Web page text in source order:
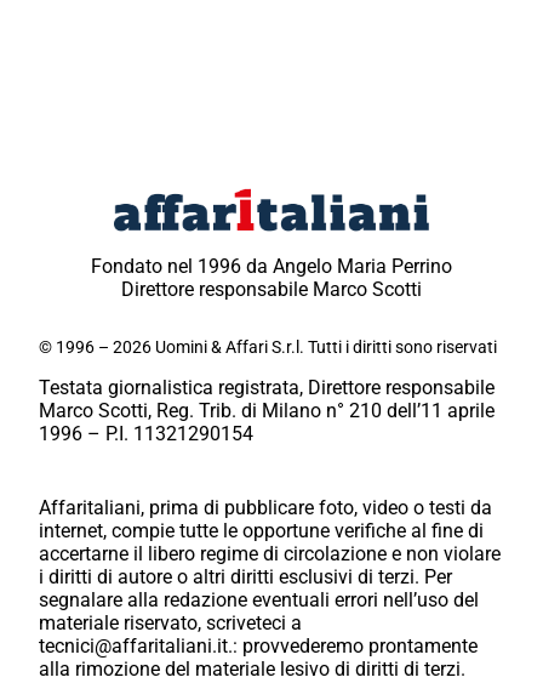
Fondato nel 1996 da Angelo Maria Perrino
Direttore responsabile Marco Scotti
© 1996 – 2026 Uomini & Affari S.r.l. Tutti i diritti sono riservati
Testata giornalistica registrata, Direttore responsabile
Marco Scotti, Reg. Trib. di Milano n° 210 dell’11 aprile
1996 – P.I. 11321290154
Affaritaliani, prima di pubblicare foto, video o testi da
internet, compie tutte le opportune verifiche al fine di
accertarne il libero regime di circolazione e non violare
i diritti di autore o altri diritti esclusivi di terzi. Per
segnalare alla redazione eventuali errori nell’uso del
materiale riservato, scriveteci a
tecnici@affaritaliani.it.: provvederemo prontamente
alla rimozione del materiale lesivo di diritti di terzi.